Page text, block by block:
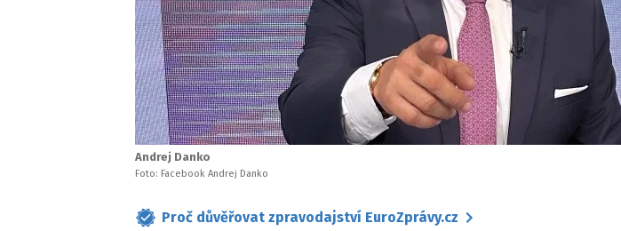
Andrej Danko
Foto: Facebook Andrej Danko
Proč důvěřovat zpravodajství EuroZprávy.cz